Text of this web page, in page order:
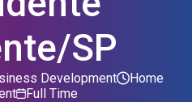
SP
Development
Home
Full Time